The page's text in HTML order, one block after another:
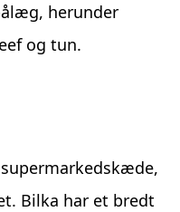
herunder
og tun.
Bilka har et bredt